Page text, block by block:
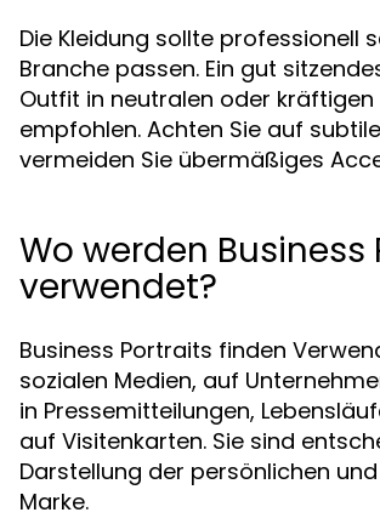
Die Kleidung sollte professionell
Branche passen. Ein gut
Outfit in neutralen oder kräftigen
empfohlen. Achten Sie auf
vermeiden Sie übermäßiges
Wo werden Business
verwendet?
Business Portraits finden
sozialen Medien, auf
in Pressemitteilungen,
auf Visitenkarten. Sie sind
Darstellung der persönlichen
Marke.